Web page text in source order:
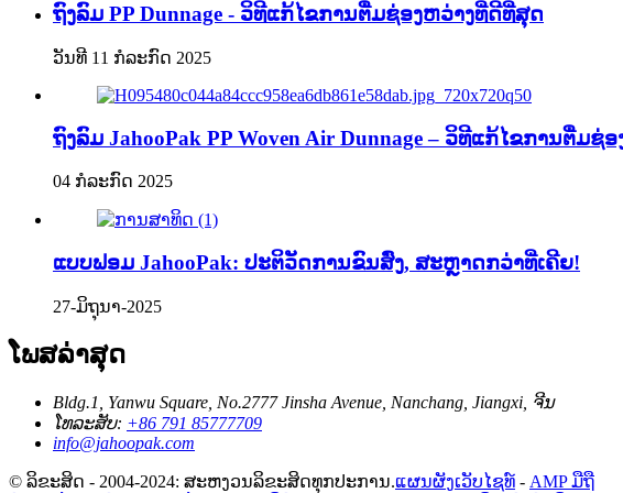
ຖົງລົມ PP Dunnage - ວິທີແກ້ໄຂການຕື່ມຊ່ອງຫວ່າງທີ່ດີທີ່ສຸດ
ວັນທີ 11 ກໍລະກົດ 2025
ຖົງລົມ JahooPak PP Woven Air Dunnage – ວິທີແກ້ໄຂການຕື່
04 ກໍລະກົດ 2025
ແບບຟອມ JahooPak: ປະຕິວັດການຂົນສົ່ງ, ສະຫຼາດກວ່າທີ່ເຄີຍ!
27-ມິຖຸນາ-2025
ໂພສລ່າສຸດ
Bldg.1, Yanwu Square, No.2777 Jinsha Avenue, Nanchang, Jiangxi, ຈີນ
ໂທລະສັບ: +86 791 85777709
info@jahoopak.com
© ລິຂະສິດ - 2004-2024: ສະຫງວນລິຂະສິດທຸກປະການ.ແຜນຜັງເວັບໄຊທ໌ - AMP ມືຖື